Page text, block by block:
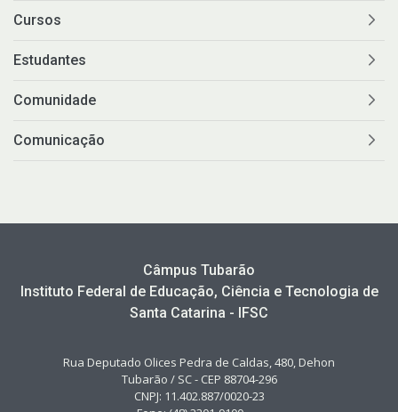
Cursos
Estudantes
Comunidade
Comunicação
Câmpus Tubarão
Instituto Federal de Educação, Ciência e Tecnologia de
Santa Catarina - IFSC
Rua Deputado Olices Pedra de Caldas, 480, Dehon
Tubarão / SC - CEP 88704-296
CNPJ: 11.402.887/0020-23